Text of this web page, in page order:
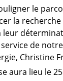
le
la
leur
de
Christine
aura lieu le